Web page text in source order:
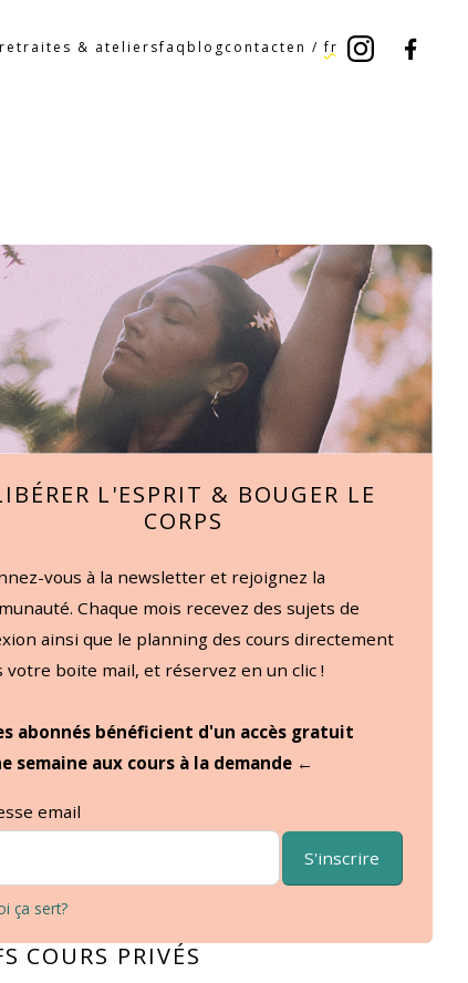
retraites & ateliersfaqblogcontacten /fr
L'ESPRIT & BOUGER LE
CORPS
vous à la newsletter et rejoignez la
Chaque mois recevez des sujets de
ainsi que le planning des cours directement
votre boite mail, et réservez en un clic !
abonnés bénéficient d'un accès gratuit
semaine aux cours à la demande ←
email
S'inscrire
ça sert?
COURS PRIVÉS